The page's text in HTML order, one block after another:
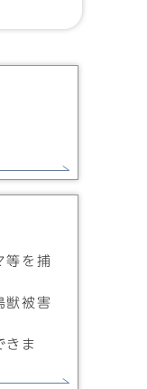
等を捕
獣被害
きま